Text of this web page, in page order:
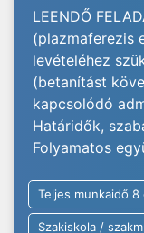
LEENDŐ
(plazmaferezis
levételéhez
(betanítást
kapcsolódó
Határidők,
Folyamatos
Teljes munkaidő 8
Szakiskola /